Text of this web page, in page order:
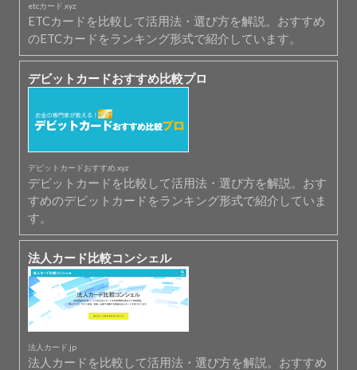
etcカード.xyz
ETCカードを比較して活用法・選び方を解説。おすすめ
のETCカードをランキング形式で紹介しています。
デビットカードおすすめ比較プロ
デビットカードおすすめ.xyz
デビットカードを比較して活用法・選び方を解説。おす
すめのデビットカードをランキング形式で紹介していま
す。
法人カード比較コンシェル
法人カード.jp
法人カードを比較して活用法・選び方を解説。おすすめ